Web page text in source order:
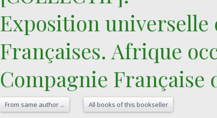
‎Exposition universelle
Françaises. Afrique
Compagnie Française
From same author ... All books of this bookseller